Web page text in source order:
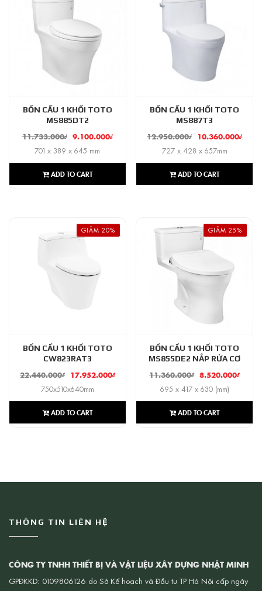
BỒN CẦU 1 KHỐI TOTO
MS885DT2
11.733.000₫ 9.100.000₫
701 x 389 x 645 mm
ADD TO CART
BỒN CẦU 1 KHỐI TOTO
MS887T3
12.950.000₫ 10.360.000₫
727 x 428 x 657mm
ADD TO CART
GIẢM 20%
BỒN CẦU 1 KHỐI TOTO
CW823RAT3
22.440.000₫ 17.952.000₫
750x510x640mm
ADD TO CART
GIẢM 25%
BỒN CẦU 1 KHỐI TOTO
MS855DE2 NẮP RỬA CƠ
11.360.000₫ 8.520.000₫
695 x 417 x 630 (mm)
ADD TO CART
THÔNG TIN LIÊN HỆ
CÔNG TY TNHH THIẾT BỊ VÀ VẬT LIỆU XÂY DỰNG NHẬT MINH
GPĐKKD: 0109806126 do Sở Kế hoạch và Đầu tư TP Hà Nội cấp ngày